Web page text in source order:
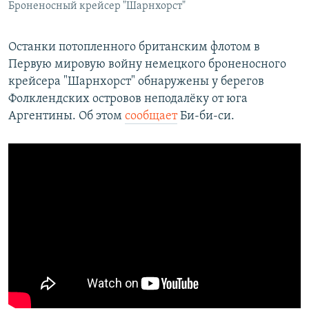
Броненосный крейсер "Шарнхорст"
Останки потопленного британским флотом в
Первую мировую войну немецкого броненосного
крейсера "Шарнхорст" обнаружены у берегов
Фолклендских островов неподалёку от юга
Аргентины. Об этом сообщаетБи-би-си.